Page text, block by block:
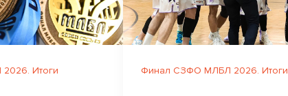
Итоги Финал СЗФО МЛБЛ 2026. Итоги